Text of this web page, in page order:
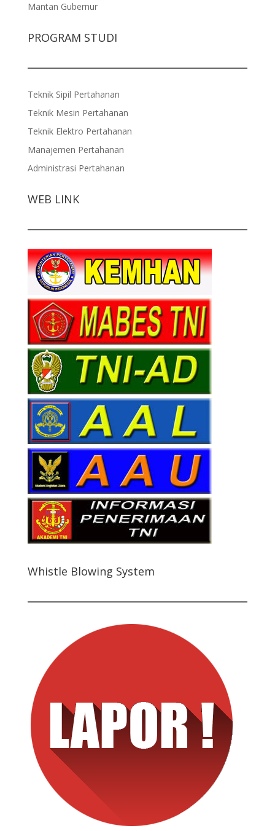
Mantan Gubernur
PROGRAM STUDI
Teknik Sipil Pertahanan
Teknik Mesin Pertahanan
Teknik Elektro Pertahanan
Manajemen Pertahanan
Administrasi Pertahanan
WEB LINK
Whistle Blowing System